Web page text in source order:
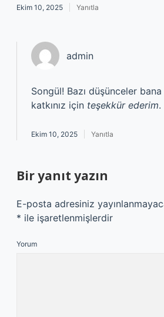
Ekim 10, 2025 Yanıtla
admin
Songül! Bazı düşünceler
katkınız için teşekkür ederim.
Ekim 10, 2025 Yanıtla
Bir yanıt yazın
E-posta adresiniz
* ile işaretlenmişlerdir
Yorum